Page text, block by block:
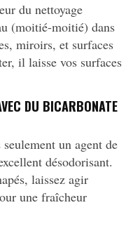
du nettoyage
(moitié-moitié) dans
miroirs, et surfaces
il laisse vos surfaces
DU BICARBONATE
un agent de
désodorisant.
laissez agir
une fraîcheur